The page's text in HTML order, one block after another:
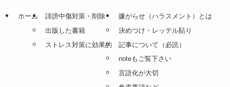
ホーム
誹謗中傷対策・削除
出版した書籍
ストレス対策に効果的
嫌がらせ（ハラスメント）とは
決めつけ・レッテル貼り
記事について（必読）
noteもご覧下さい
言語化が大切